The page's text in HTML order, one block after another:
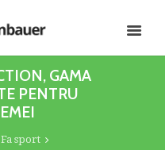
GAMA
PENTRU
Fa sport